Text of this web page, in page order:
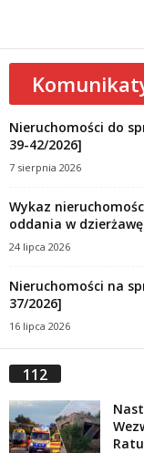
Nieruchomości do
39-42/2026]
7 sierpnia 2026
Wykaz
oddania w
24 lipca 2026
Nieruchomości na
37/2026]
16 lipca 2026
112